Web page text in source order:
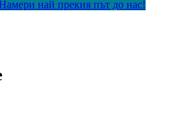
най прекия път до нас!